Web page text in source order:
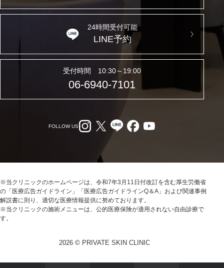
24時間受付可能
LINE予約
受付時間 10:30～19:00
06-6940-7101
FOLLOW US
※当クリニックのホームページは、令和7年3月11日付改訂を含む厚生労働省
の「医療広告ガイドライン」「医療広告ガイドラインQ＆A」および関連事例
解説書に則り、適切な医療情報提供に努めております。
※当クリニックの施術メニューは、公的医療保険が適用されない自由診療で
す。
2026 © PRIVATE SKIN CLINIC